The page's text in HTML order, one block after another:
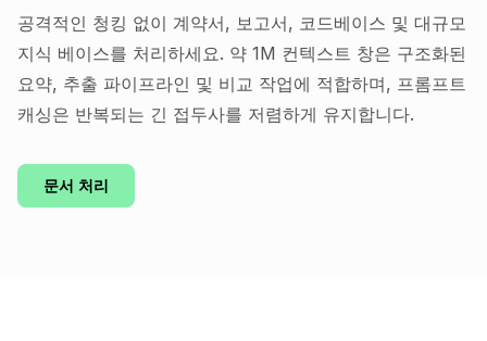
공격적인 청킹 없이 계약서, 보고서, 코드베이스 및 대규모
지식 베이스를 처리하세요. 약 1M 컨텍스트 창은 구조화된
요약, 추출 파이프라인 및 비교 작업에 적합하며, 프롬프트
캐싱은 반복되는 긴 접두사를 저렴하게 유지합니다.
문서 처리